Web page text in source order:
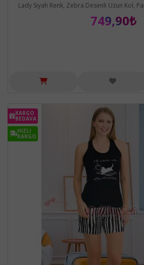
Lady Siyah Renk, Zebra Desenli Uzun Kol,
749,90₺
KARGO
BEDAVA
HIZLI
KARGO